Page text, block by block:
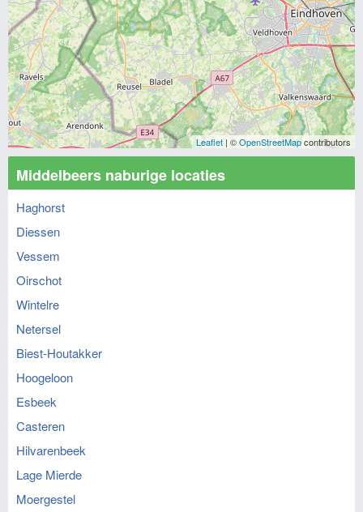
Leaflet | ©OpenStreetMapcontributors
Middelbeers naburige locaties
Haghorst
Diessen
Vessem
Oirschot
Wintelre
Netersel
Biest-Houtakker
Hoogeloon
Esbeek
Casteren
Hilvarenbeek
Lage Mierde
Moergestel